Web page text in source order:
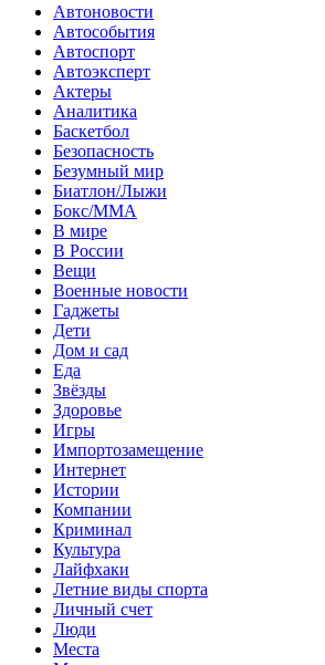
Автоновости
Автособытия
Автоспорт
Автоэксперт
Актеры
Аналитика
Баскетбол
Безопасность
Безумный мир
Биатлон/Лыжи
Бокс/MMA
В мире
В России
Вещи
Военные новости
Гаджеты
Дети
Дом и сад
Еда
Звёзды
Здоровье
Игры
Импортозамещение
Интернет
Истории
Компании
Криминал
Культура
Лайфхаки
Летние виды спорта
Личный счет
Люди
Места